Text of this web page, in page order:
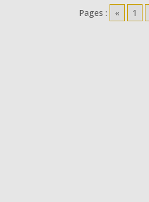
Pages : « 1